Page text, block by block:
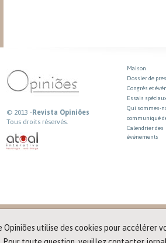
© 2013 -Revista Opiniões
Tous droits réservés.
Maison
Dossier de
Congrès et
Essais
Qui sommes-
communiqué
Calendrier des
événements
Opiniões utilise des cookies pour accélérer